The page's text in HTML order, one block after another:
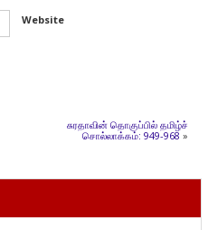
Website
சுரதாவின் தொகுப்பில் தமிழ்ச்
சொல்லாக்கம்: 949-968»